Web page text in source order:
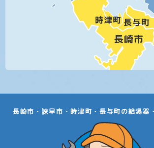
長崎市・諫早市・時津町・長与町の給湯器